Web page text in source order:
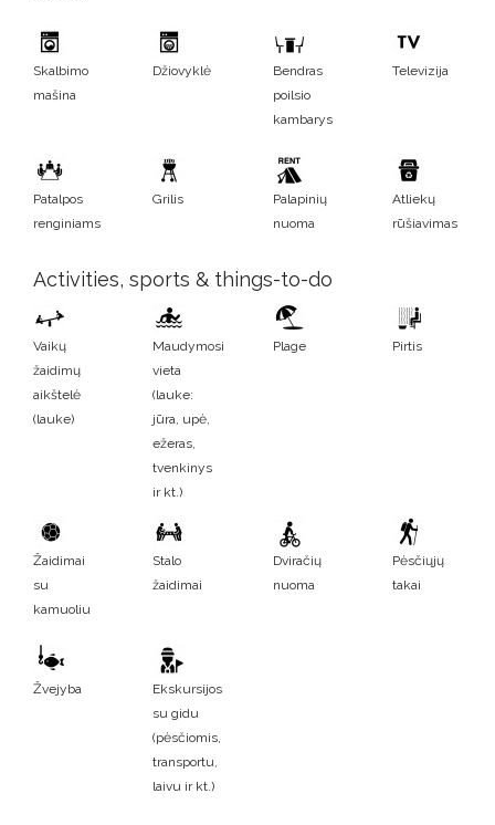
Skalbimo
mašina
Džiovyklė
Bendras
poilsio
kambarys
Televizija
Patalpos
renginiams
Grilis
Palapinių
nuoma
Atliekų
rūšiavimas
Activities, sports & things-to-do
Vaikų
žaidimų
aikštelė
(lauke)
Maudymosi
vieta
(lauke:
jūra, upė,
ežeras,
tvenkinys
ir kt.)
Plage Pirtis
Žaidimai
su
kamuoliu
Stalo
žaidimai
Dviračių
nuoma
Pėsčiųjų
takai
Žvejyba
Ekskursijos
su gidu
(pėsčiomis,
transportu,
laivu ir kt.)